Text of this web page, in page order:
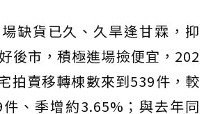
缺貨已久、久旱逢甘霖，抑
後市，積極進場撿便宜，202
拍賣移轉棟數來到539件，較
、季增約3.65%；與去年同